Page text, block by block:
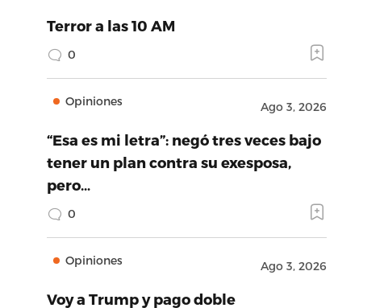
Terror a las 10 AM
0
Opiniones Ago 3, 2026
“Esa es mi letra”: negó tres veces bajo
tener un plan contra su exesposa,
pero…
0
Opiniones Ago 3, 2026
Voy a Trump y pago doble